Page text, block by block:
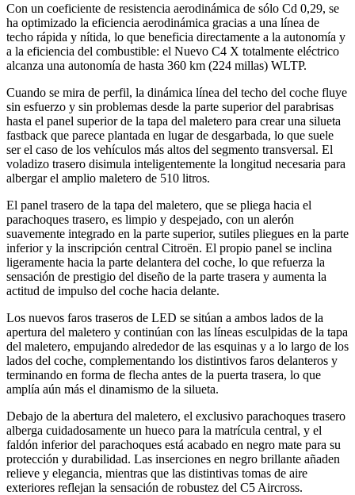
Con un coeficiente de resistencia aerodinámica de sólo Cd 0,29, se
ha optimizado la eficiencia aerodinámica gracias a una línea de
techo rápida y nítida, lo que beneficia directamente a la autonomía y
a la eficiencia del combustible: el Nuevo C4 X totalmente eléctrico
alcanza una autonomía de hasta 360 km (224 millas) WLTP.
Cuando se mira de perfil, la dinámica línea del techo del coche fluye
sin esfuerzo y sin problemas desde la parte superior del parabrisas
hasta el panel superior de la tapa del maletero para crear una silueta
fastback que parece plantada en lugar de desgarbada, lo que suele
ser el caso de los vehículos más altos del segmento transversal. El
voladizo trasero disimula inteligentemente la longitud necesaria para
albergar el amplio maletero de 510 litros.
El panel trasero de la tapa del maletero, que se pliega hacia el
parachoques trasero, es limpio y despejado, con un alerón
suavemente integrado en la parte superior, sutiles pliegues en la parte
inferior y la inscripción central Citroën. El propio panel se inclina
ligeramente hacia la parte delantera del coche, lo que refuerza la
sensación de prestigio del diseño de la parte trasera y aumenta la
actitud de impulso del coche hacia delante.
Los nuevos faros traseros de LED se sitúan a ambos lados de la
apertura del maletero y continúan con las líneas esculpidas de la tapa
del maletero, empujando alrededor de las esquinas y a lo largo de los
lados del coche, complementando los distintivos faros delanteros y
terminando en forma de flecha antes de la puerta trasera, lo que
amplía aún más el dinamismo de la silueta.
Debajo de la abertura del maletero, el exclusivo parachoques trasero
alberga cuidadosamente un hueco para la matrícula central, y el
faldón inferior del parachoques está acabado en negro mate para su
protección y durabilidad. Las inserciones en negro brillante añaden
relieve y elegancia, mientras que las distintivas tomas de aire
exteriores reflejan la sensación de robustez del C5 Aircross.